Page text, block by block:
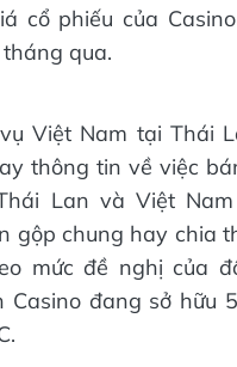
cổ phiếu của
qua.
Việt Nam tại Thái
thông tin về việc
Lan và Việt Nam
gộp chung hay chia
mức đề nghị của
Casino đang sở hữu